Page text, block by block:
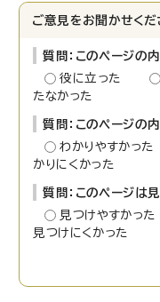
ご意見をお聞かせくだ
質問：このページの
役に立った
たなかった
質問：このページの
わかりやすかった
かりにくかった
質問：このページは
見つけやすかっ
見つけにくかった